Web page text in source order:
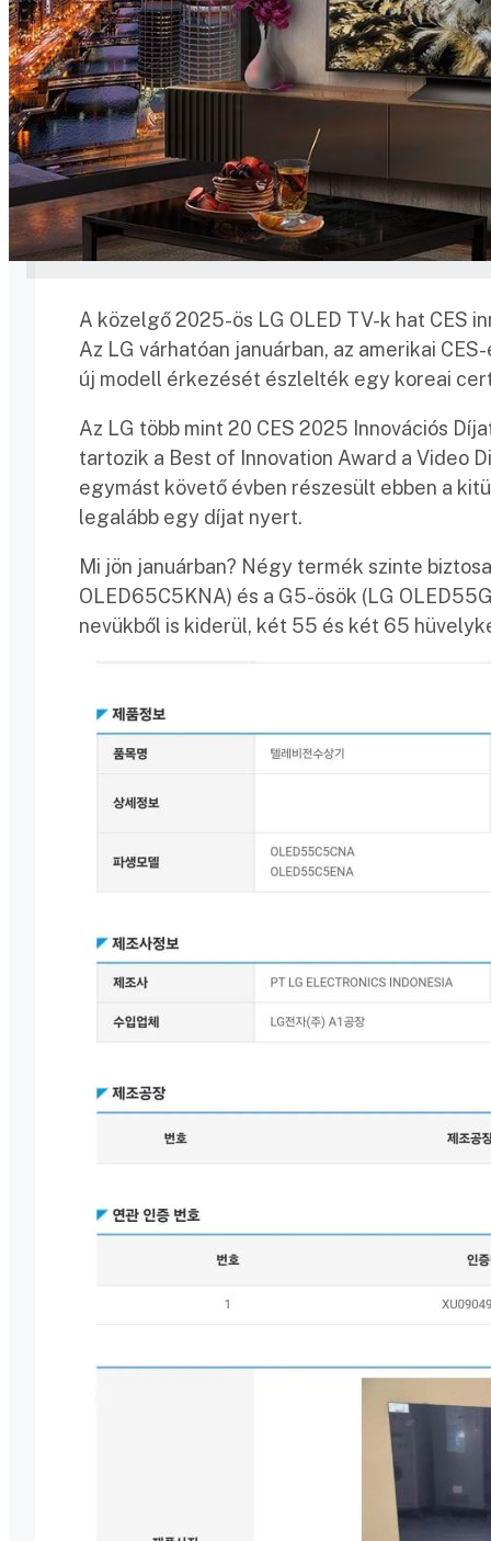
A közelgő 2025-ös LG OLED TV-k hat CES
Az LG várhatóan januárban, az amerikai
új modell érkezését észlelték egy koreai
Az LG több mint 20 CES 2025 Innovációs
tartozik a Best of Innovation Award a Video
egymást követő évben részesült ebben a
legalább egy díjat nyert.
Mi jön januárban? Négy termék szinte
OLED65C5KNA) és a G5-ösök (LG
nevükből is kiderül, két 55 és két 65